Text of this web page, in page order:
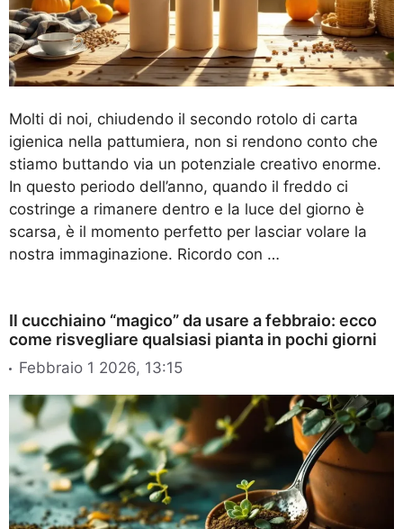
Molti di noi, chiudendo il secondo rotolo di carta
igienica nella pattumiera, non si rendono conto che
stiamo buttando via un potenziale creativo enorme.
In questo periodo dell’anno, quando il freddo ci
costringe a rimanere dentro e la luce del giorno è
scarsa, è il momento perfetto per lasciar volare la
nostra immaginazione. Ricordo con …
Il cucchiaino “magico” da usare a febbraio: ecco
come risvegliare qualsiasi pianta in pochi giorni
Febbraio 1 2026, 13:15